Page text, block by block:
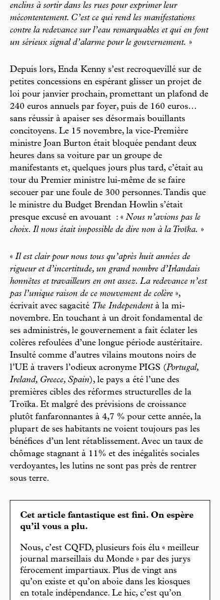
enclins à sortir dans les rues pour exprimer leur
mécontentement. C’est ce qui rend les manifestations
contre la redevance sur l’eau remarquables et qui en font
un sérieux signal d’alarme pour le gouvernement. »
Depuis lors, Enda Kenny s’est recroquevillé sur de
petites concessions en espérant glisser un projet de
loi pour janvier prochain, promettant un plafond de
240 euros annuels par foyer, puis de 160 euros…
sans réussir à apaiser ses désormais bouillants
concitoyens. Le 15 novembre, la vice-Première
ministre Joan Burton était bloquée pendant deux
heures dans sa voiture par un groupe de
manifestants et, quelques jours plus tard, c’était au
tour du Premier ministre lui-même de se faire
secouer par une foule de 300 personnes. Tandis que
le ministre du Budget Brendan Howlin s’était
presque excusé en avouant : « Nous n’avions pas le
choix. Il nous était impossible de dire non à la Troïka. »
« Il est clair pour nous tous qu’après huit années de
rigueur et d’incertitude, un grand nombre d’Irlandais
honnêtes et travailleurs en ont assez. La redevance n’est
pas l’unique raison de ce mouvement de colère »,
écrivait avec sagacité The Independentà la mi-
novembre. En touchant à un droit fondamental de
ses administrés, le gouvernement a fait éclater les
colères refoulées d’une longue période austéritaire.
Insulté comme d’autres vilains moutons noirs de
l’UE à travers l’odieux acronyme PIGS (Portugal,
Ireland, Greece, Spain), le pays a été l’une des
premières cibles des réformes structurelles de la
Troïka. Et malgré des prévisions de croissance
plutôt fanfaronnantes à 4,7 % pour cette année, la
plupart de ses habitants ne voient toujours pas les
bénéfices d’un lent rétablissement. Avec un taux de
chômage stagnant à 11% et des inégalités sociales
verdoyantes, les lutins ne sont pas près de rentrer
sous terre.
Cet article fantastique est fini. On espère
qu’il vous a plu.
Nous, c’est CQFD, plusieurs fois élu « meilleur
journal marseillais du Monde » par des jurys
férocement impartiaux. Plus de vingt ans
qu’on existe et qu’on aboie dans les kiosques
en totale indépendance. Le hic, c’est qu’on